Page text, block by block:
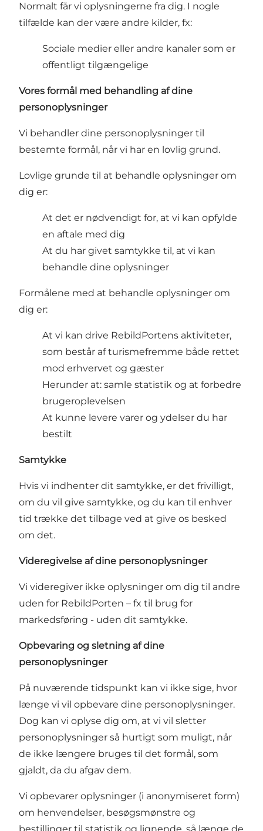
Normalt får vi oplysningerne fra dig. I nogle
tilfælde kan der være andre kilder, fx:
Sociale medier eller andre kanaler som er
offentligt tilgængelige
Vores formål med behandling af dine
personoplysninger
Vi behandler dine personoplysninger til
bestemte formål, når vi har en lovlig grund.
Lovlige grunde til at behandle oplysninger om
dig er:
At det er nødvendigt for, at vi kan opfylde
en aftale med dig
At du har givet samtykke til, at vi kan
behandle dine oplysninger
Formålene med at behandle oplysninger om
dig er:
At vi kan drive RebildPortens aktiviteter,
som består af turismefremme både rettet
mod erhvervet og gæster
Herunder at: samle statistik og at forbedre
brugeroplevelsen
At kunne levere varer og ydelser du har
bestilt
Samtykke
Hvis vi indhenter dit samtykke, er det frivilligt,
om du vil give samtykke, og du kan til enhver
tid trække det tilbage ved at give os besked
om det.
Videregivelse af dine personoplysninger
Vi videregiver ikke oplysninger om dig til andre
uden for RebildPorten – fx til brug for
markedsføring - uden dit samtykke.
Opbevaring og sletning af dine
personoplysninger
På nuværende tidspunkt kan vi ikke sige, hvor
længe vi vil opbevare dine personoplysninger.
Dog kan vi oplyse dig om, at vi vil sletter
personoplysninger så hurtigt som muligt, når
de ikke længere bruges til det formål, som
gjaldt, da du afgav dem.
Vi opbevarer oplysninger (i anonymiseret form)
om henvendelser, besøgsmønstre og